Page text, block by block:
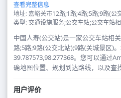
查看完整信息
地址: 嘉峪关市12路;1路;4路;5路;9路(公
类型: 交通设施服务;公交车站;公交车站
中国人寿(公交站)是一家公交车站相
路;5路;9路(公交北站);9路(关城景区)。
39.787573,98.277368。您可以通过
确地图位置、规划到达路线，以及查
用户评价